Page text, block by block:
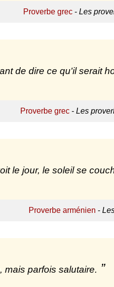
Proverbe grec- Les
de dire ce qu'il serait
Proverbe grec- Les
le jour, le soleil se
Proverbe arménien -
mais parfois salutaire.